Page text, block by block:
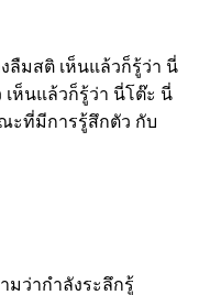
ลืมสติ เห็นแล้วก็รู้ว่า นี่
ห็นแล้วก็รู้ว่า นี่โต๊ะ นี่
ะที่มีการรู้สึกตัว กับ
มว่ากำลังระลึกรู้